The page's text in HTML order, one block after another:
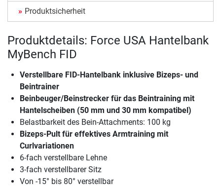
Produktsicherheit
Produktdetails: Force USA Hantelbank
MyBench FID
Verstellbare FID-Hantelbank inklusive Bizeps- und
Beintrainer
Beinbeuger/Beinstrecker für das Beintraining mit
Hantelscheiben (50 mm und 30 mm kompatibel)
Belastbarkeit des Bein-Attachments: 100 kg
Bizeps-Pult für effektives Armtraining mit
Curlvariationen
6-fach verstellbare Lehne
3-fach verstellbarer Sitz
Von -15° bis 80° verstellbar